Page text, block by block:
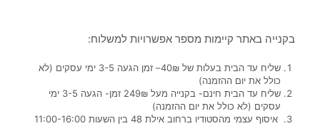
בקנייה באתר קיימות מספר אפשרויות למשלוח:
שליח עד הבית בעלות של 40₪– זמן הגעה 3-5 ימי עסקים (לא
כולל את יום ההזמנה)
שליח עד הבית חינם- בקנייה מעל 249₪ זמן- הגעה 3-5 ימי
עסקים (לא כולל את יום ההזמנה)
איסוף עצמי מהסטודיו ברחוב אילת 48 בין השעות 11:00-16:00